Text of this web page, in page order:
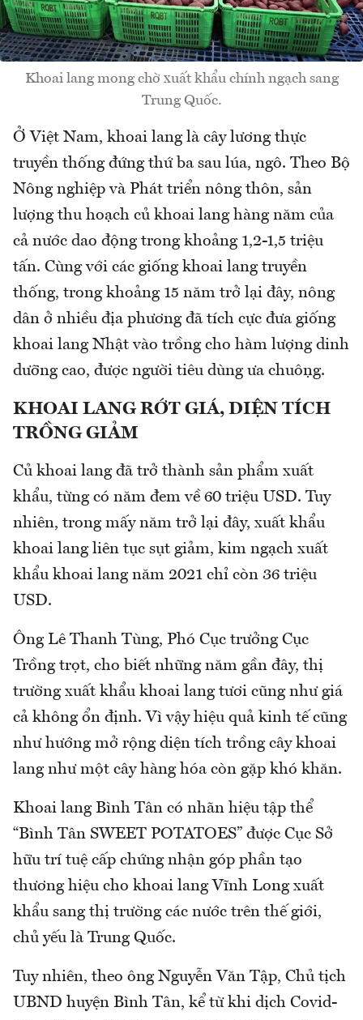
Khoai lang mong chờ xuất khẩu chính ngạch sang
Trung Quốc.
Ở Việt Nam, khoai lang là cây lương thực
truyền thống đứng thứ ba sau lúa, ngô. Theo Bộ
Nông nghiệp và Phát triển nông thôn, sản
lượng thu hoạch củ khoai lang hàng năm của
cả nước dao động trong khoảng 1,2-1,5 triệu
tấn. Cùng với các giống khoai lang truyền
thống, trong khoảng 15 năm trở lại đây, nông
dân ở nhiều địa phương đã tích cực đưa giống
khoai lang Nhật vào trồng cho hàm lượng dinh
dưỡng cao, được người tiêu dùng ưa chuộng.
KHOAI LANG RỚT GIÁ, DIỆN TÍCH
TRỒNG GIẢM
Củ khoai lang đã trở thành sản phẩm xuất
khẩu, từng có năm đem về 60 triệu USD. Tuy
nhiên, trong mấy năm trở lại đây, xuất khẩu
khoai lang liên tục sụt giảm, kim ngạch xuất
khẩu khoai lang năm 2021 chỉ còn 36 triệu
USD.
Ông Lê Thanh Tùng, Phó Cục trưởng Cục
Trồng trọt, cho biết những năm gần đây, thị
trường xuất khẩu khoai lang tươi cũng như giá
cả không ổn định. Vì vậy hiệu quả kinh tế cũng
như hướng mở rộng diện tích trồng cây khoai
lang như một cây hàng hóa còn gặp khó khăn.
Khoai lang Bình Tân có nhãn hiệu tập thể
“Bình Tân SWEET POTATOES” được Cục Sở
hữu trí tuệ cấp chứng nhận góp phần tạo
thương hiệu cho khoai lang Vĩnh Long xuất
khẩu sang thị trường các nước trên thế giới,
chủ yếu là Trung Quốc.
Tuy nhiên, theo ông Nguyễn Văn Tập, Chủ tịch
UBND huyện Bình Tân, kể từ khi dịch Covid-